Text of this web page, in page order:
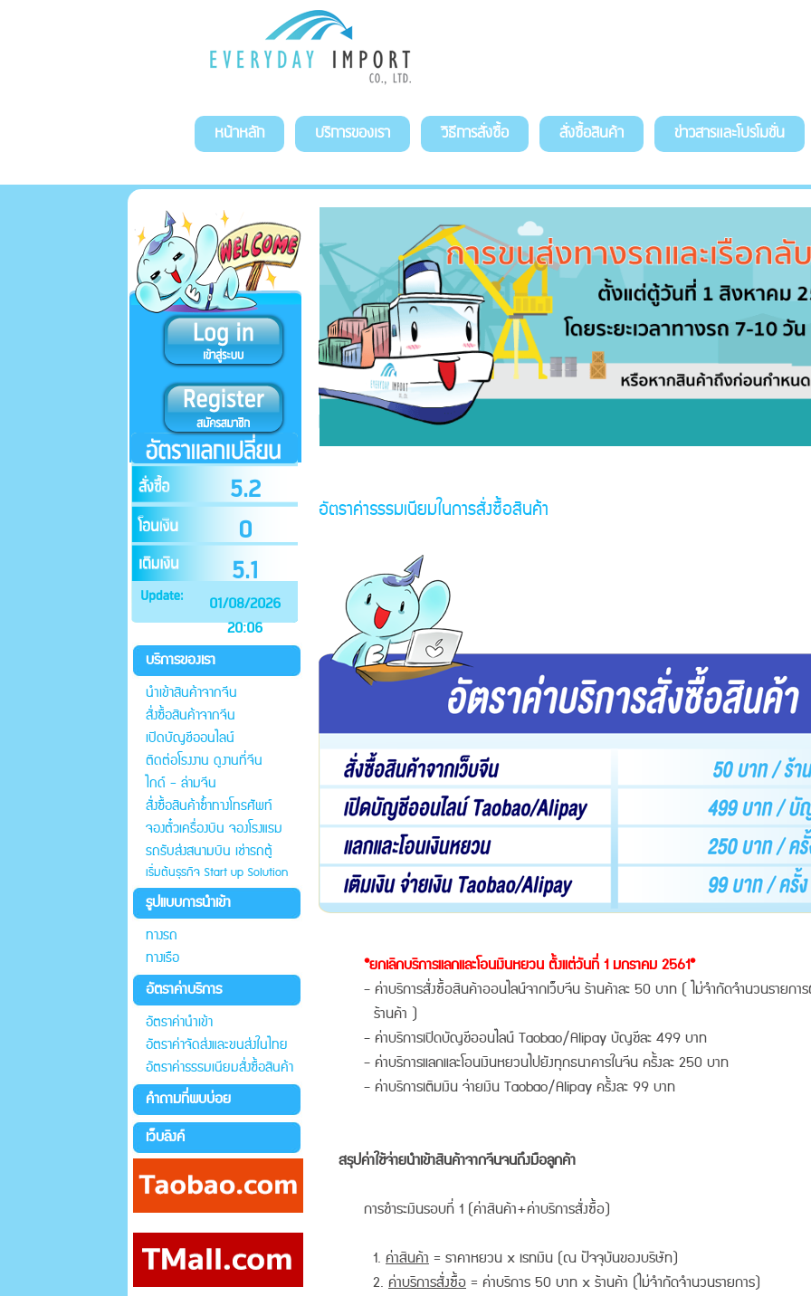
หน้าหลัก บริการของเรา วิธีการสั่งซื้อ สั่งซื้อสินค้า ข่าวสารและโปรโมชั่น
5.2
0
5.1
01/08/2026
20:06
บริการของเรา
นำเข้าสินค้าจากจีน
สั่งซื้อสินค้าจากจีน
เปิดบัญชีออนไลน์
ติดต่อโรงงาน ดูงานที่จีน
ไกด์ - ล่ามจีน
สั่งซื้อสินค้าซ้ำทางโทรศัพท์
จองตั๋วเครื่องบิน จองโรงแรม
รถรับส่งสนามบิน เช่ารถตู้
เริ่มต้นธุรกิจ Start up Solution
รูปแบบการนำเข้า
ทางรถ
ทางเรือ
อัตราค่าบริการ
อัตราค่านำเข้า
อัตราค่าจัดส่งและขนส่งในไทย
อัตราค่าธรรมเนียมสั่งซื้อสินค้า
คำถามที่พบบ่อย
เว็บลิงค์
อัตราค่าธรรมเนียมในการสั่งซื้อสินค้า
*ยกเลิกบริการแลกและโอนเงินหยวน ตั้งแต่วันที่ 1 มกราคม 2561*
- ค่าบริการสั่งซื้อสินค้าออนไลน์จากเว็บจีน ร้านค้าละ 50 บาท ( ไม่จำกัดจำนวนรายกา
ร้านค้า )
- ค่าบริการเปิดบัญชีออนไลน์ Taobao/Alipay บัญชีละ 499 บาท
- ค่าบริการแลกและโอนเงินหยวนไปยังทุกธนาคารในจีน ครั้งละ 250 บาท
- ค่าบริการเติมเงิน จ่ายเงิน Taobao/Alipay ครั้งละ 99 บาท
สรุปค่าใช้จ่ายนำเข้าสินค้าจากจีนจนถึงมือลูกค้า
การชำระเงินรอบที่ 1 (ค่าสินค้า+ค่าบริการสั่งซื้อ)
1. ค่าสินค้า= ราคาหยวน x เรทเงิน (ณ ปัจจุบันของบริษัท)
2. ค่าบริการสั่งซื้อ= ค่าบริการ 50 บาท x ร้านค้า (ไม่จำกัดจำนวนรายการ)